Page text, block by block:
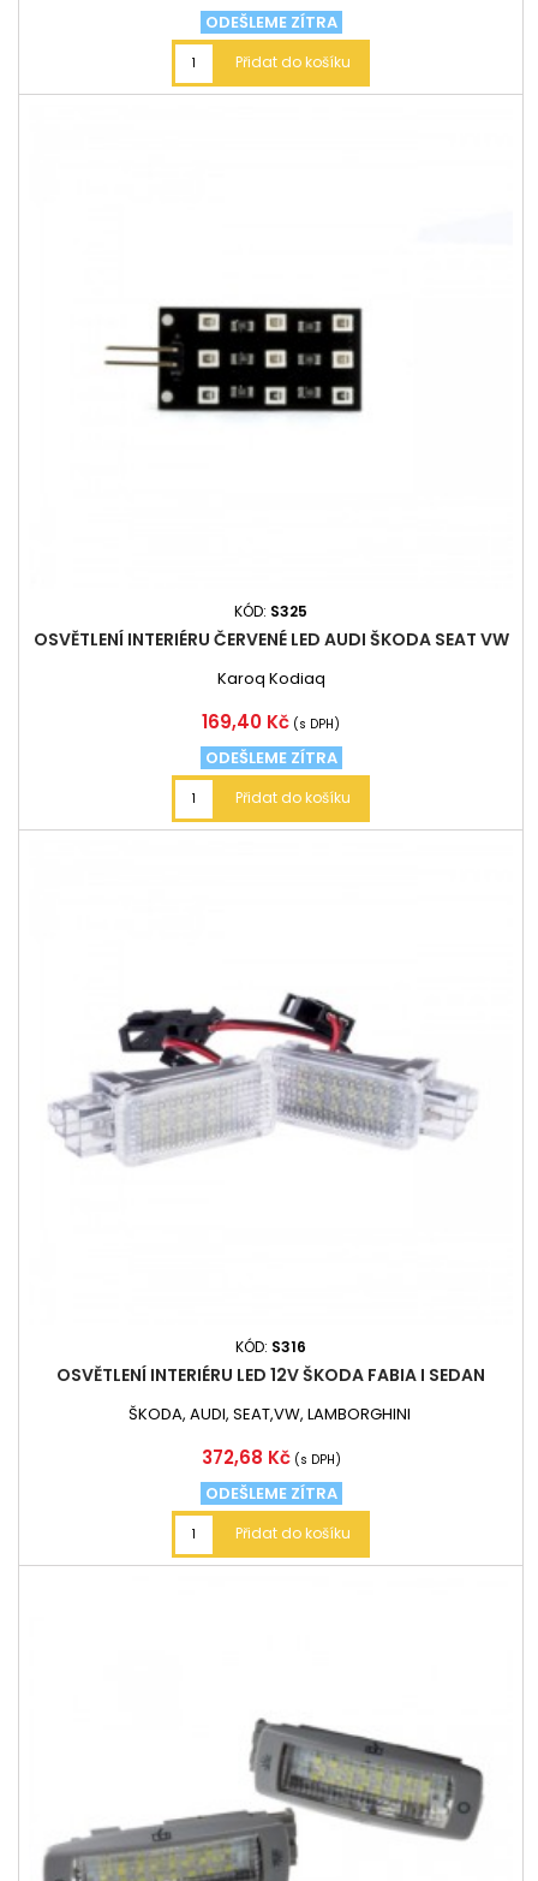
ODEŠLEME ZÍTRA
Přidat do košíku
KÓD: S325
OSVĚTLENÍ INTERIÉRU ČERVENÉ LED AUDI ŠKODA SEAT VW
Karoq Kodiaq
Cena
169,40 Kč (s DPH)
ODEŠLEME ZÍTRA
Přidat do košíku
KÓD: S316
OSVĚTLENÍ INTERIÉRU LED 12V ŠKODA FABIA I SEDAN
ŠKODA, AUDI, SEAT,VW, LAMBORGHINI
Cena
372,68 Kč (s DPH)
ODEŠLEME ZÍTRA
Přidat do košíku